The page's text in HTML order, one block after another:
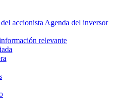
accionista Agenda del inversor
relevante